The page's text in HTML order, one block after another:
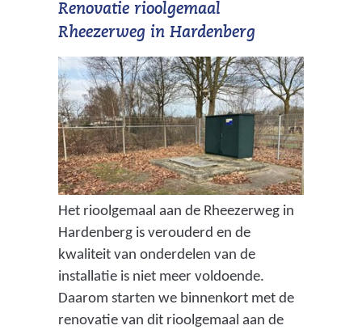
Renovatie rioolgemaal
Rheezerweg in Hardenberg
Het rioolgemaal aan de Rheezerweg in
Hardenberg is verouderd en de
kwaliteit van onderdelen van de
installatie is niet meer voldoende.
Daarom starten we binnenkort met de
renovatie van dit rioolgemaal aan de